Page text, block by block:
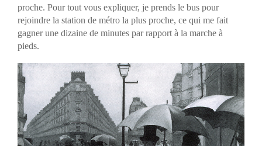
proche. Pour tout vous expliquer, je prends le bus pour
rejoindre la station de métro la plus proche, ce qui me fait
gagner une dizaine de minutes par rapport à la marche à
pieds.